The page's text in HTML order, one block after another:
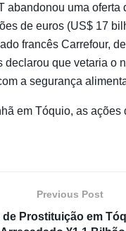
abandonou uma oferta
de euros (US$ 17
francês Carrefour,
declarou que vetaria o
a segurança
em Tóquio, as ações
Previous Post
Prostituição em